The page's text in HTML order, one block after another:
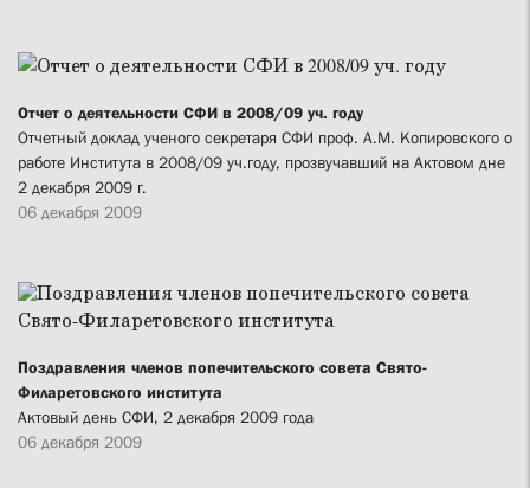
Отчет о деятельности СФИ в 2008/09 уч. году
Отчетный доклад ученого секретаря СФИ проф. А.М. Копировского о
работе Института в 2008/09 уч.году, прозвучавший на Актовом дне
2 декабря 2009 г.
06 декабря 2009
Поздравления членов попечительского совета Свято-
Филаретовского института
Актовый день СФИ, 2 декабря 2009 года
06 декабря 2009